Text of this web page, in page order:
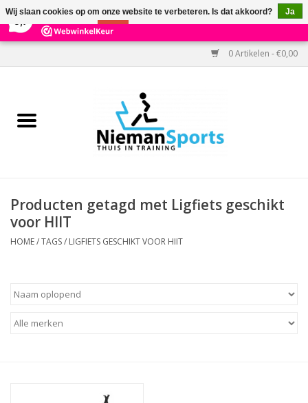
303 Reviews ×
0 Artikelen - €0,00
Home
Kracht
Kantoor & Medisch
Producten getagd met Ligfiets geschikt
voor HIIT
HOME/TAGS/ LIGFIETS GESCHIKT VOOR HIIT
Wij slaan cookies op om onze website te verbeteren. Is dat akkoord?
Ja
Nee